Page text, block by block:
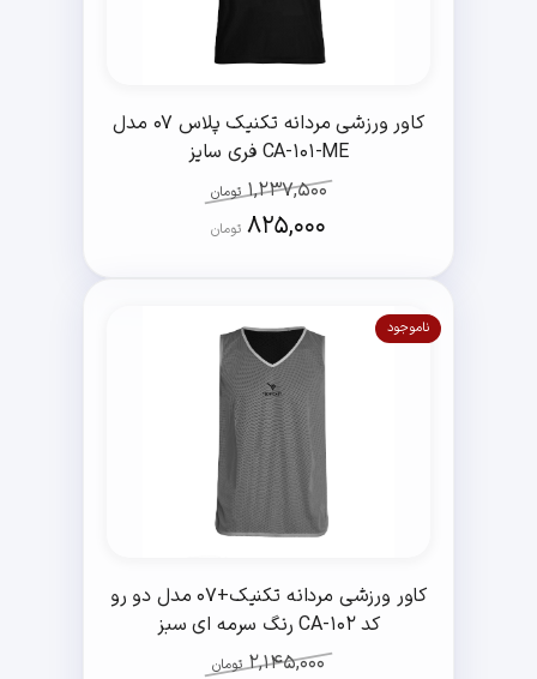
کاور ورزشی مردانه تکنیک پلاس 07 مدل
CA-101-ME فری سایز
1,237,500 تومان
825,000 تومان
کاور ورزشی مردانه تکنیک+07 مدل دو رو
کد CA-102 رنگ سرمه ای سبز
2,145,000 تومان